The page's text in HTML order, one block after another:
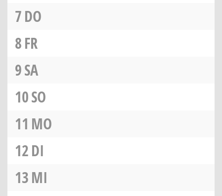
7DO
8FR
9SA
10SO
11 MO
12DI
13MI